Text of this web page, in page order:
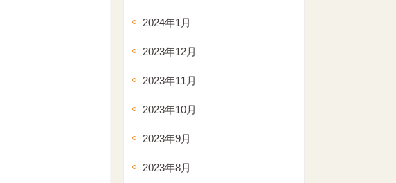
2024年1月
2023年12月
2023年11月
2023年10月
2023年9月
2023年8月